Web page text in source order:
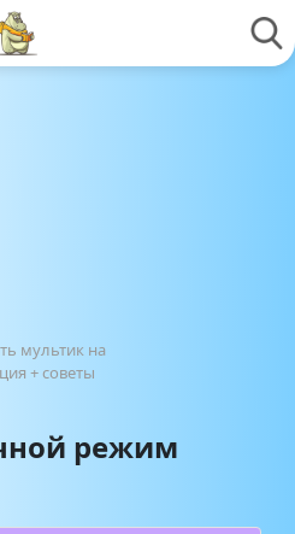
мультик на
+ советы
режим